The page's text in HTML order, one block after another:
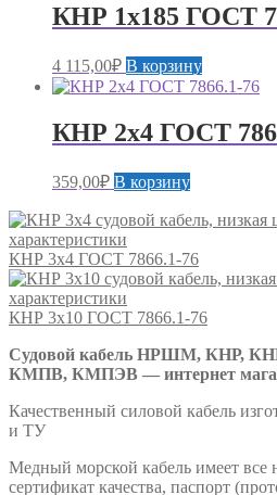
КНР 1х185 ГОСТ
4 115,00₽ В корзину
КНР 2х4 ГОСТ
359,00₽ В корзину
КНР 3х4 ГОСТ 7866.1-76
КНР 3х10 ГОСТ 7866.1-76
Судовой кабель НРШМ, КНР,
КМПВ, КМПЭВ — интернет
Качественный силовой кабель
и ТУ
Медный морской кабель имеет все
сертификат качества, паспорт